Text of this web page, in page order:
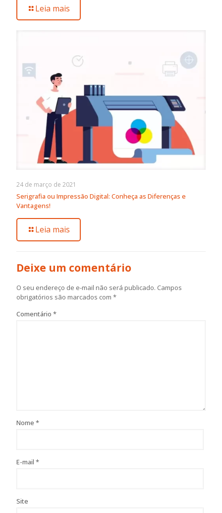
Leia mais
24 de março de 2021
Serigrafia ou Impressão Digital: Conheça as Diferenças e
Vantagens!
Leia mais
Deixe um comentário
O seu endereço de e-mail não será publicado. Campos
obrigatórios são marcados com *
Comentário *
Nome *
E-mail *
Site